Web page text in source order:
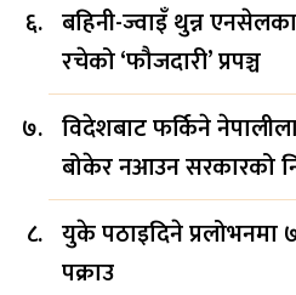
बहिनी-ज्वाइँ थुन्न
रचेको ‘फौजदारी’ प्रपञ्च
विदेशबाट फर्किने
बोकेर नआउन सरकारको
युके पठाइदिने
पक्राउ